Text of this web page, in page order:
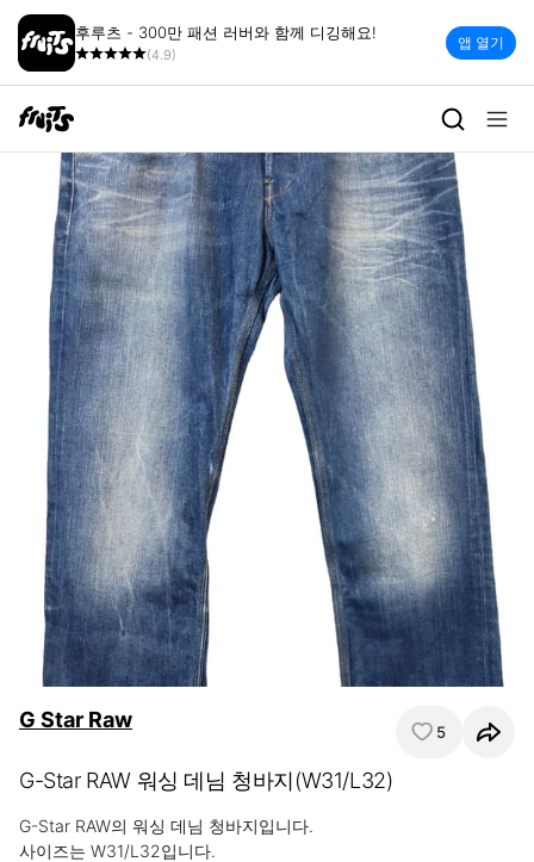
후루츠 - 300만 패션 러버와 함께 디깅해요!
(4.9)
앱 열기
G Star Raw 5
G-Star RAW 워싱 데님 청바지(W31/L32)
G-Star RAW의 워싱 데님 청바지입니다.
사이즈는 W31/L32입니다.